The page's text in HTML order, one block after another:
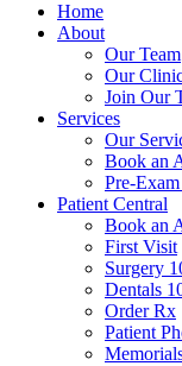
Home
About
Our Team
Our
Join Our
Services
Our
Book an
Pre-
Patient Central
Book an
First Visit
Surgery
Dentals
Order Rx
Patient